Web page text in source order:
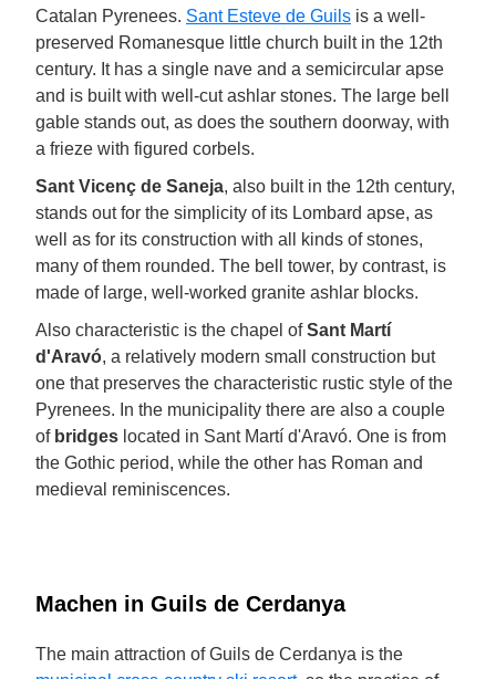
Catalan Pyrenees. Sant Esteve de Guils is a well-
preserved Romanesque little church built in the 12th
century. It has a single nave and a semicircular apse
and is built with well-cut ashlar stones. The large bell
gable stands out, as does the southern doorway, with
a frieze with figured corbels.
Sant Vicenç de Saneja, also built in the 12th century,
stands out for the simplicity of its Lombard apse, as
well as for its construction with all kinds of stones,
many of them rounded. The bell tower, by contrast, is
made of large, well-worked granite ashlar blocks.
Also characteristic is the chapel ofSant Martí
d'Aravó, a relatively modern small construction but
one that preserves the characteristic rustic style of the
Pyrenees. In the municipality there are also a couple
of bridges located in Sant Martí d'Aravó. One is from
the Gothic period, while the other has Roman and
medieval reminiscences.
Machen in Guils de Cerdanya
The main attraction of Guils de Cerdanya is the